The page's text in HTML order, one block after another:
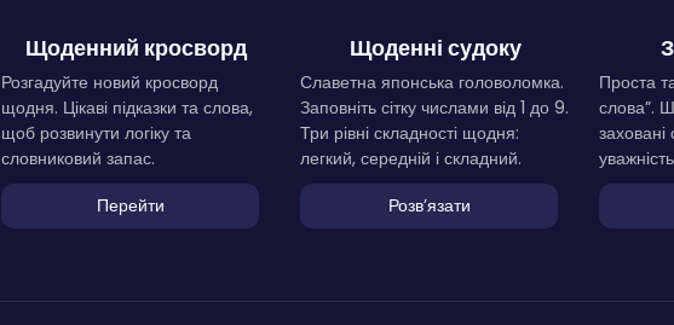
Щоденний кросворд
Розгадуйте новий кросворд
щодня. Цікаві підказки та слова,
щоб розвинути логіку та
словниковий запас.
Перейти
Щоденні судоку
Славетна японська головоломка.
Заповніть сітку числами від 1 до 9.
Три рівні складності щодня:
легкий, середній і складний.
Розвʼязати
Проста
слова”.
заховані